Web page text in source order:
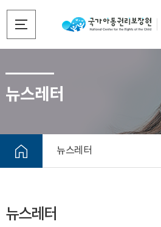
뉴스레터
뉴스레터
뉴스레터